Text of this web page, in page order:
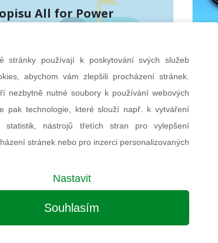
All for Power
reCAPTCHA
stránky používají k poskytování svých služeb
abychom vám zlepšili procházení stránek.
nezbytně nutné soubory k používání webových
pak technologie, které slouží např. k vytváření
statistik, nástrojů třetích stran pro vylepšení
stránek nebo pro inzerci personalizovaných
Nastavit
Souhlasím